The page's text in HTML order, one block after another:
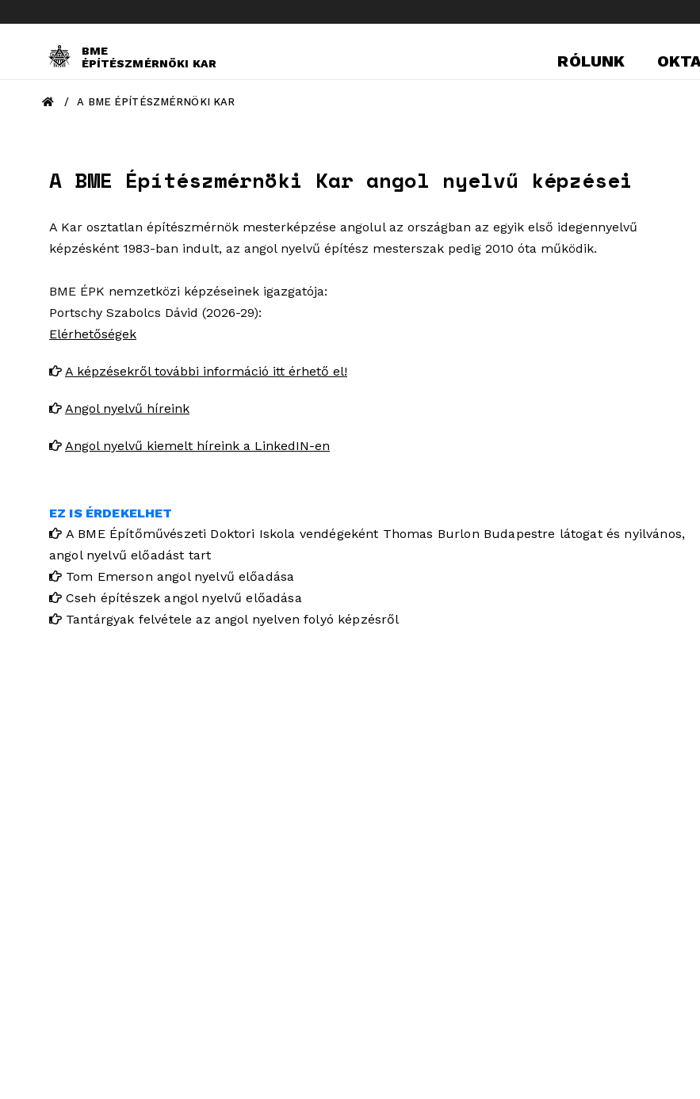
BME
ÉPÍTÉSZMÉRNÖKI KAR
RÓLUNK
/ A BME ÉPÍTÉSZMÉRNÖKI KAR
A BME Építészmérnöki Kar angol nyelvű képzései
A Kar osztatlan építészmérnök mesterképzése angolul az országban az egyik első idegennyelvű
képzésként 1983-ban indult, az angol nyelvű építész mesterszak pedig 2010 óta működik.
BME ÉPK nemzetközi képzéseinek igazgatója:
Portschy Szabolcs Dávid (2026-29):
Elérhetőségek
A képzésekről további információ itt érhető el!
Angol nyelvű híreink
Angol nyelvű kiemelt híreink a LinkedIN-en
EZ IS ÉRDEKELHET
A BME Építőművészeti Doktori Iskola vendégeként Thomas Burlon Budapestre látogat és nyilvános,
angol nyelvű előadást tart
Tom Emerson angol nyelvű előadása
Cseh építészek angol nyelvű előadása
Tantárgyak felvétele az angol nyelven folyó képzésről